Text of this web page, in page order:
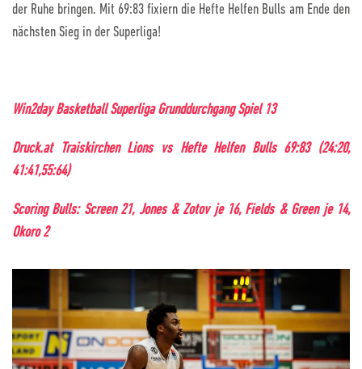
der Ruhe bringen. Mit 69:83 fixiern die Hefte Helfen Bulls am Ende den
nächsten Sieg in der Superliga!
Win2day Basketball Superliga Grunddurchgang Spiel 13
Druck.at Traiskirchen Lions vs Hefte Helfen Bulls 69:83 (24:20,
41:41,55:64)
Scoring Bulls: Screen 21, Jones & Zotov je 16, Fields & Green je 14,
Okoro 2